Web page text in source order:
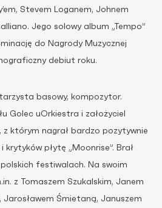
Stevem Loganem, Johnem
Jego solowy album „Tempo”
do Nagrody Muzycznej
debiut roku.
basowy, kompozytor.
Golec uOrkiestra i założyciel
z którym nagrał bardzo pozytywnie
płytę „Moonrise”. Brał
festiwalach. Na swoim
z Tomaszem Szukalskim, Janem
Jarosławem Śmietaną, Januszem